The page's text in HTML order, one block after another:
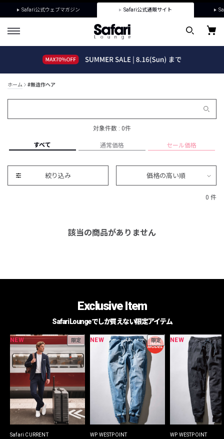
Safari公式ウェブマガジン Safari公式通販サイト
ホーム #無造作ヘア
対象件数 : 0件
すべて 通常価格 セール価格
絞り込み 価格の高い順
0 件
該当の商品がありません
Exclusive Item
Safari Loungeでしか買えない限定アイテム
NEW 限定
Safari CURRENT
NEW 限定
WP WESTPOINT
NEW
WP WESTPOINT